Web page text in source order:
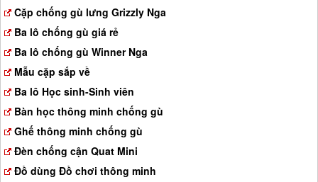
Cặp chống gù lưng Grizzly Nga
Ba lô chống gù giá rẻ
Ba lô chống gù Winner Nga
Mẫu cặp sắp về
Ba lô Học sinh-Sinh viên
Bàn học thông minh chống gù
Ghế thông minh chống gù
Đèn chống cận Quat Mini
Đồ dùng Đồ chơi thông minh